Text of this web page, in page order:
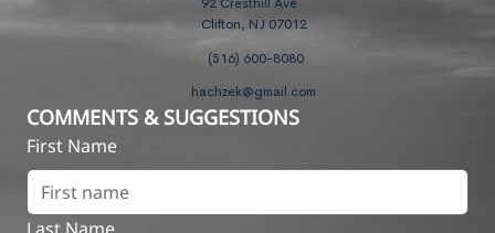
Clifton, NJ 07012
(516) 600-8080
hachzek@gmail.com
COMMENTS & SUGGESTIONS
First Name